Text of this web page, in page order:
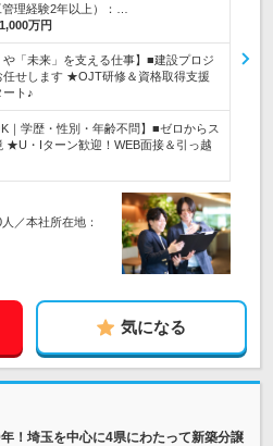
理経験2年以上）：…
万円
や「未来」を支える仕事】■建設プロジ
任せします ★OJT研修＆資格取得支援
ート♪
｜学歴・性別・年齢不問】■ゼロからス
★U・Iターン歓迎！WEB面接＆引っ越
／本社所在地：
気になる
！埼玉を中心に4県にわたって新築分譲